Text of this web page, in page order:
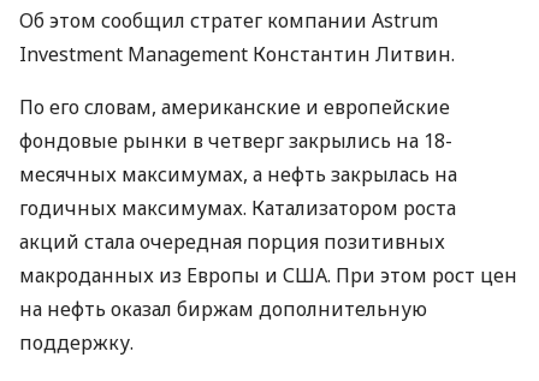
Об этом сообщил стратег компании Astrum
Investment Management Константин Литвин.
По его словам, американские и европейские
фондовые рынки в четверг закрылись на 18-
месячных максимумах, а нефть закрылась на
годичных максимумах. Катализатором роста
акций стала очередная порция позитивных
макроданных из Европы и США. При этом рост цен
на нефть оказал биржам дополнительную
поддержку.